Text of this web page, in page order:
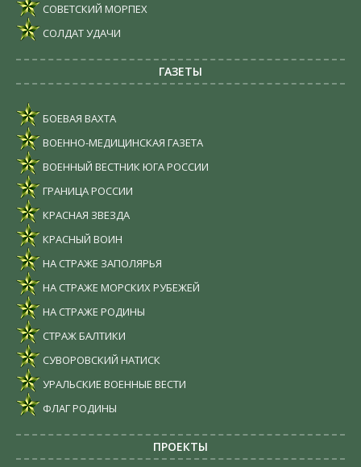
СОВЕТСКИЙ МОРПЕХ
СОЛДАТ УДАЧИ
ГАЗЕТЫ
БОЕВАЯ ВАХТА
ВОЕННО-МЕДИЦИНСКАЯ ГАЗЕТА
ВОЕННЫЙ ВЕСТНИК ЮГА РОССИИ
ГРАНИЦА РОССИИ
КРАСНАЯ ЗВЕЗДА
КРАСНЫЙ ВОИН
НА СТРАЖЕ ЗАПОЛЯРЬЯ
НА СТРАЖЕ МОРСКИХ РУБЕЖЕЙ
НА СТРАЖЕ РОДИНЫ
СТРАЖ БАЛТИКИ
СУВОРОВСКИЙ НАТИСК
УРАЛЬСКИЕ ВОЕННЫЕ ВЕСТИ
ФЛАГ РОДИНЫ
ПРОЕКТЫ